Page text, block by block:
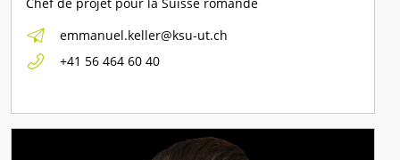
emmanuel.keller@ksu-ut.ch
+41 56 464 60 40